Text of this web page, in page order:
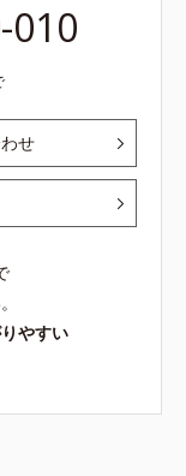
010
せ
やすい